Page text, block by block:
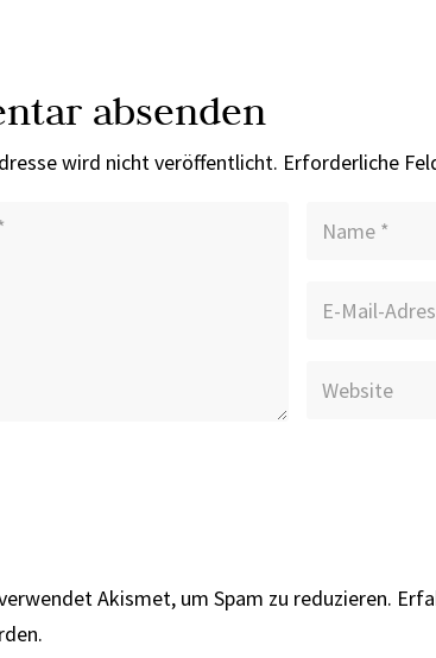
absenden
wird nicht veröffentlicht. Erforderliche
Akismet, um Spam zu reduzieren.